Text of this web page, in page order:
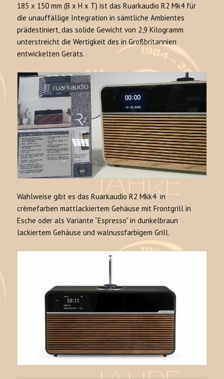
185 x 150 mm (B x H x T) ist das Ruarkaudio R2 Mk4 für
die unauffällige Integration in sämtliche Ambientes
prädestiniert, das solide Gewicht von 2,9 Kilogramm
unterstreicht die Wertigkeit des in Großbritannien
entwickelten Geräts.
Wahlweise gibt es das Ruarkaudio R2 Mkk4 in
crèmefarben mattlackiertem Gehäuse mit Frontgrill in
Esche oder als Variante “Espresso” in dunkelbraun
lackiertem Gehäuse und walnussfarbigem Grill.